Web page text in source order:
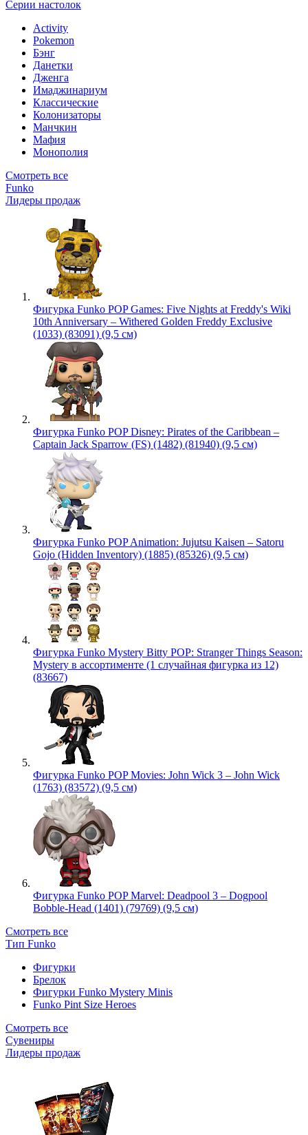
Серии настолок
Activity
Pokemon
Бэнг
Данетки
Дженга
Имаджинариум
Классические
Колонизаторы
Манчкин
Мафия
Монополия
Смотреть все
Funko
Лидеры продаж
Фигурка Funko POP Games: Five Nights at Freddy's Wiki
10th Anniversary – Withered Golden Freddy Exclusive
(1033) (83091) (9,5 см)
Фигурка Funko POP Disney: Pirates of the Caribbean –
Captain Jack Sparrow (FS) (1482) (81940) (9,5 см)
Фигурка Funko POP Animation: Jujutsu Kaisen – Satoru
Gojo (Hidden Inventory) (1885) (85326) (9,5 см)
Фигурка Funko Mystery Bitty POP: Stranger Things Season:
Mystery в ассортименте (1 случайная фигурка из 12)
(83667)
Фигурка Funko POP Movies: John Wick 3 – John Wick
(1763) (83572) (9,5 см)
Фигурка Funko POP Marvel: Deadpool 3 – Dogpool
Bobble-Head (1401) (79769) (9,5 см)
Смотреть все
Тип Funko
Фигурки
Брелок
Фигурки Funko Mystery Minis
Funko Pint Size Heroes
Смотреть все
Сувениры
Лидеры продаж